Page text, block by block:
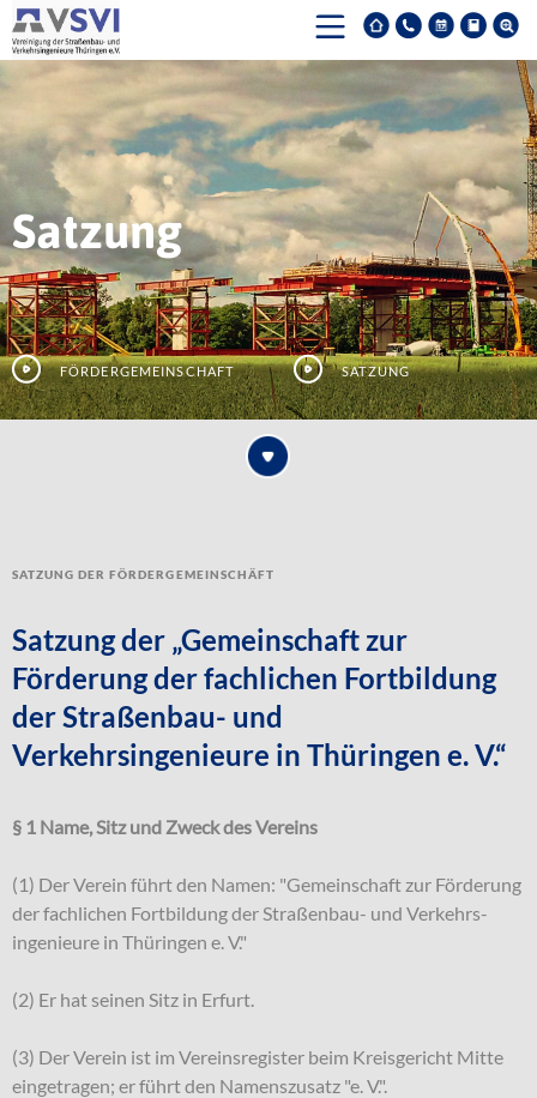
Satzung
Fördergemeinschaft Satzung
Satzung der Fördergemeinschäft
Satzung der „Gemeinschaft zur
Förderung der fachlichen Fortbildung
der Straßenbau- und
Verkehrsingenieure in Thüringen e. V.“
§ 1 Name, Sitz und Zweck des Vereins
(1) Der Verein führt den Namen: "Gemeinschaft zur Förderung
der fachlichen Fortbildung der Straßenbau- und Verkehrs-
ingenieure in Thüringen e. V."
(2) Er hat seinen Sitz in Erfurt.
(3) Der Verein ist im Vereinsregister beim Kreisgericht Mitte
eingetragen; er führt den Namenszusatz "e. V.".